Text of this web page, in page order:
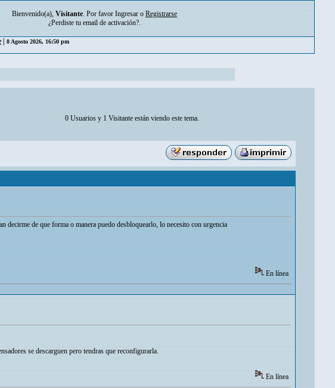
Bienvenido(a), Visitante. Por favor Ingresar o Registrarse
¿Perdiste tu email de activación?.
8 Agosto 2026, 16:50 pm
0 Usuarios y 1 Visitante están viendo este tema.
decirme de que forma o manera puedo desbloquearlo, lo necesito con urgencia
En línea
se descarguen pero tendras que reconfigurarla.
En línea